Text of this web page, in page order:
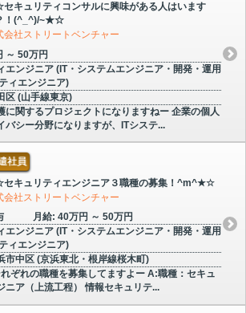
キュリティコンサルに興味がある人はいます
！(^_^)/~★☆
会社ストリートベンチャー
～ 50万円
エンジニア (IT・システムエンジニア・開発・運用
ィエンジニア)
区 (山手線東京)
に関するプロジェクトになりますねー 企業の個人
バシー分野になりますが、ITシステ...
社員
キュリティエンジニア３職種の募集！^m^★☆
会社ストリートベンチャー
月給: 40万円 ～ 50万円
エンジニア (IT・システムエンジニア・開発・運用
ィエンジニア)
市中区 (京浜東北・根岸線桜木町)
ぞれの職種を募集してますよー A:職種：セキュ
ニア（上流工程） 情報セキュリテ...